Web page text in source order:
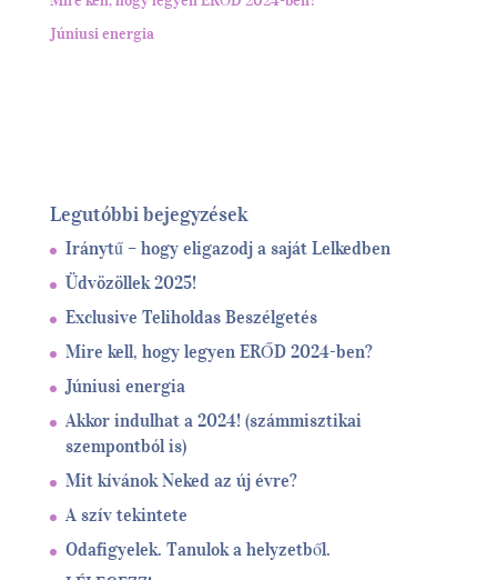
Júniusi energia
Legutóbbi bejegyzések
Iránytű – hogy eligazodj a saját Lelkedben
Üdvözöllek 2025!
Exclusive Teliholdas Beszélgetés
Mire kell, hogy legyen ERŐD 2024-ben?
Júniusi energia
Akkor indulhat a 2024! (számmisztikai
szempontból is)
Mit kívánok Neked az új évre?
A szív tekintete
Odafigyelek. Tanulok a helyzetből.